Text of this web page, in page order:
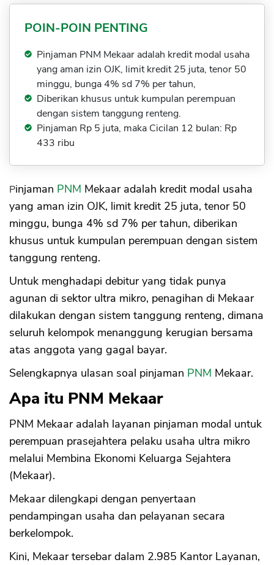
POIN-POIN PENTING
Pinjaman PNM Mekaar adalah kredit modal usaha
yang aman izin OJK, limit kredit 25 juta, tenor 50
minggu, bunga 4% sd 7% per tahun,
Diberikan khusus untuk kumpulan perempuan
dengan sistem tanggung renteng.
Pinjaman Rp 5 juta, maka Cicilan 12 bulan: Rp
433 ribu
Pinjaman PNM Mekaar adalah kredit modal usaha
yang aman izin OJK, limit kredit 25 juta, tenor 50
minggu, bunga 4% sd 7% per tahun, diberikan
khusus untuk kumpulan perempuan dengan sistem
tanggung renteng.
Untuk menghadapi debitur yang tidak punya
agunan di sektor ultra mikro, penagihan di Mekaar
dilakukan dengan sistem tanggung renteng, dimana
seluruh kelompok menanggung kerugian bersama
atas anggota yang gagal bayar.
Selengkapnya ulasan soal pinjaman PNM Mekaar.
Apa itu PNM Mekaar
PNM Mekaar adalah layanan pinjaman modal untuk
perempuan prasejahtera pelaku usaha ultra mikro
melalui Membina Ekonomi Keluarga Sejahtera
(Mekaar).
Mekaar dilengkapi dengan penyertaan
pendampingan usaha dan pelayanan secara
berkelompok.
Kini, Mekaar tersebar dalam 2.985 Kantor Layanan,